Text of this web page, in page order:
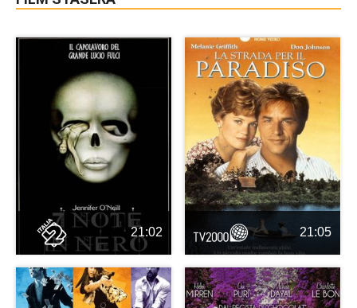
21:02 21:05